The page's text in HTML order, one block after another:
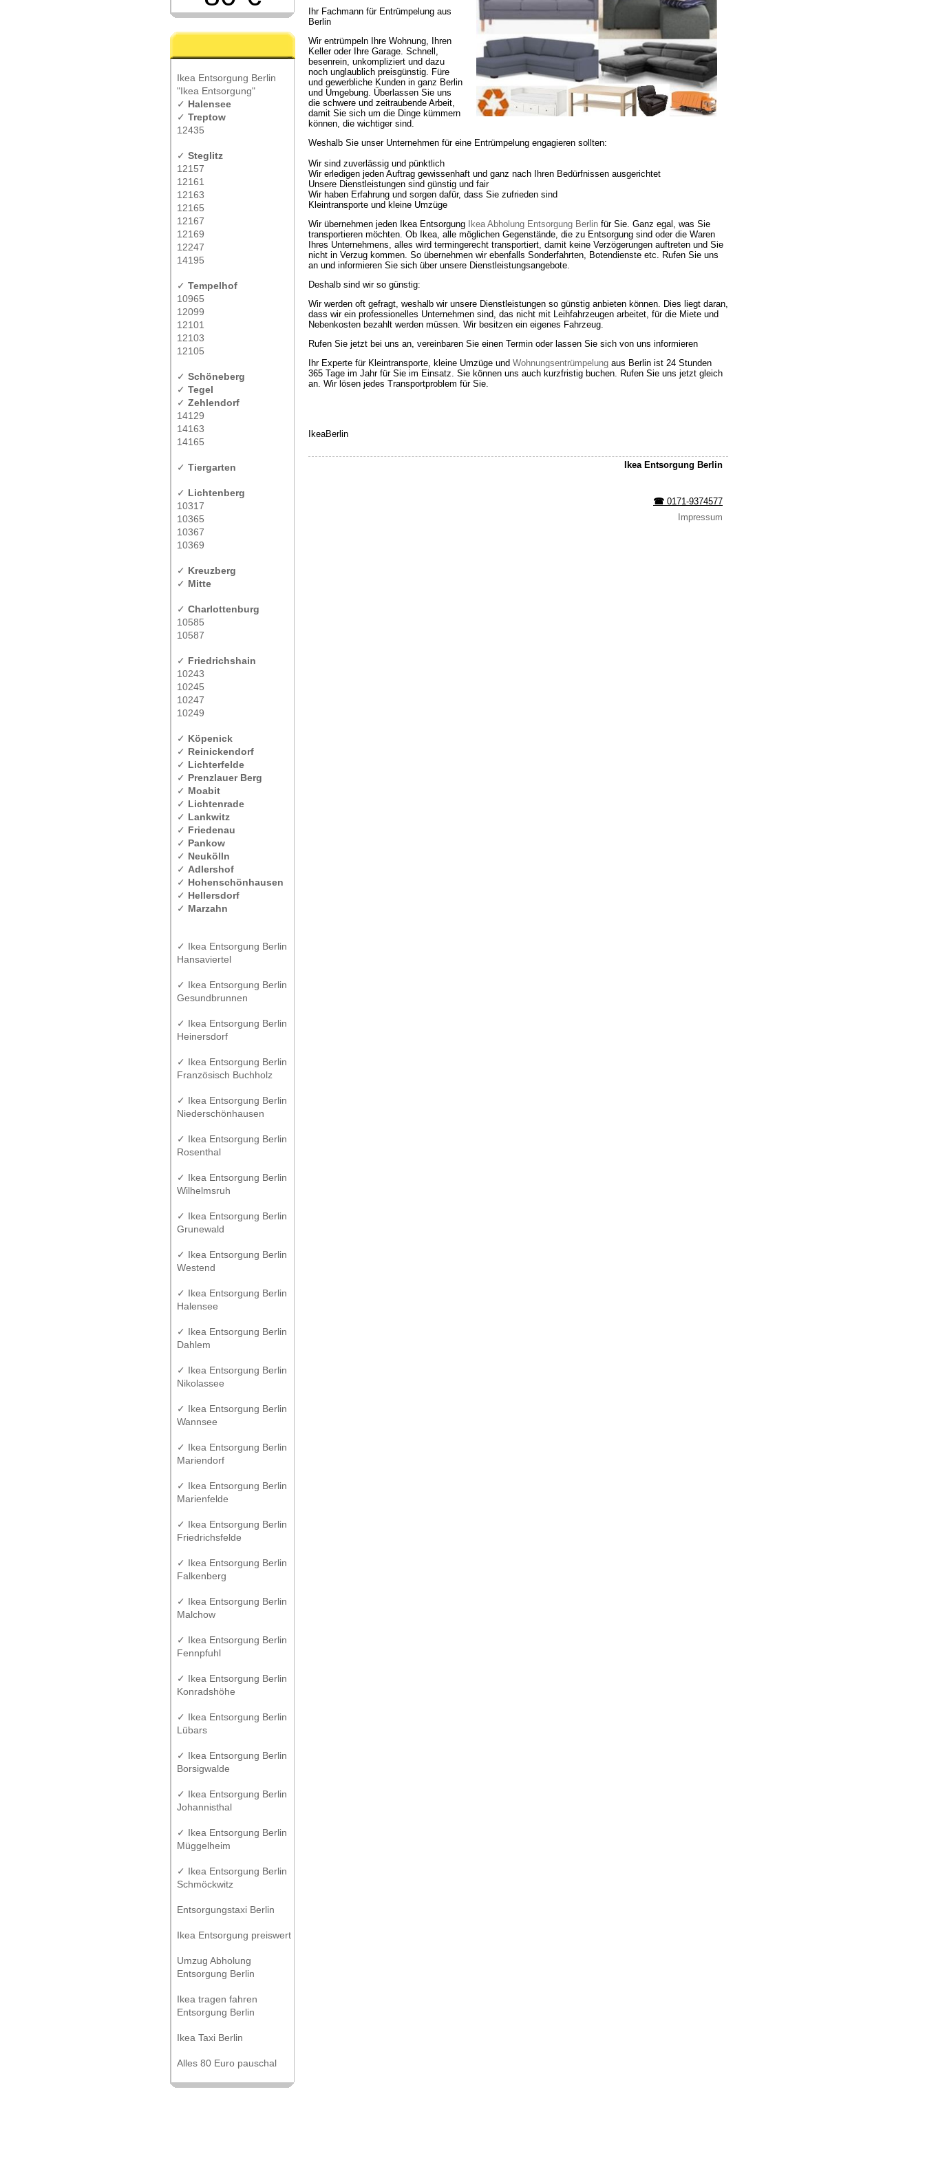
Ikea Entsorgung Berlin
"Ikea Entsorgung"
✓ Halensee
✓ Treptow
12435
✓ Steglitz
12157
12161
12163
12165
12167
12169
12247
14195
✓ Tempelhof
10965
12099
12101
12103
12105
✓ Schöneberg
✓ Tegel
✓ Zehlendorf
14129
14163
14165
✓ Tiergarten
✓ Lichtenberg
10317
10365
10367
10369
✓ Kreuzberg
✓ Mitte
✓ Charlottenburg
10585
10587
✓ Friedrichshain
10243
10245
10247
10249
✓ Köpenick
✓ Reinickendorf
✓ Lichterfelde
✓ Prenzlauer Berg
✓ Moabit
✓ Lichtenrade
✓ Lankwitz
✓ Friedenau
✓ Pankow
✓ Neukölln
✓ Adlershof
✓ Hohenschönhausen
✓ Hellersdorf
✓ Marzahn
✓ Ikea Entsorgung Berlin
Hansaviertel
✓ Ikea Entsorgung Berlin
Gesundbrunnen
✓ Ikea Entsorgung Berlin
Heinersdorf
✓ Ikea Entsorgung Berlin
Französisch Buchholz
✓ Ikea Entsorgung Berlin
Niederschönhausen
✓ Ikea Entsorgung Berlin
Rosenthal
✓ Ikea Entsorgung Berlin
Wilhelmsruh
✓ Ikea Entsorgung Berlin
Grunewald
✓ Ikea Entsorgung Berlin
Westend
✓ Ikea Entsorgung Berlin
Halensee
✓ Ikea Entsorgung Berlin
Dahlem
✓ Ikea Entsorgung Berlin
Nikolassee
✓ Ikea Entsorgung Berlin
Wannsee
✓ Ikea Entsorgung Berlin
Mariendorf
✓ Ikea Entsorgung Berlin
Marienfelde
✓ Ikea Entsorgung Berlin
Friedrichsfelde
✓ Ikea Entsorgung Berlin
Falkenberg
✓ Ikea Entsorgung Berlin
Malchow
✓ Ikea Entsorgung Berlin
Fennpfuhl
✓ Ikea Entsorgung Berlin
Konradshöhe
✓ Ikea Entsorgung Berlin
Lübars
✓ Ikea Entsorgung Berlin
Borsigwalde
✓ Ikea Entsorgung Berlin
Johannisthal
✓ Ikea Entsorgung Berlin
Müggelheim
✓ Ikea Entsorgung Berlin
Schmöckwitz
Entsorgungstaxi Berlin
Ikea Entsorgung preiswert
Umzug Abholung
Entsorgung Berlin
Ikea tragen fahren
Entsorgung Berlin
Ikea Taxi Berlin
Alles 80 Euro pauschal
Ihr Fachmann für Entrümpelung aus
Berlin
Wir entrümpeln Ihre Wohnung, Ihren
Keller oder Ihre Garage. Schnell,
besenrein, unkompliziert und dazu
noch unglaublich preisgünstig. Füre
und gewerbliche Kunden in ganz Berlin
und Umgebung. Überlassen Sie uns
die schwere und zeitraubende Arbeit,
damit Sie sich um die Dinge kümmern
können, die wichtiger sind.
Weshalb Sie unser Unternehmen für eine Entrümpelung engagieren sollten:
Wir sind zuverlässig und pünktlich
Wir erledigen jeden Auftrag gewissenhaft und ganz nach Ihren Bedürfnissen ausgerichtet
Unsere Dienstleistungen sind günstig und fair
Wir haben Erfahrung und sorgen dafür, dass Sie zufrieden sind
Kleintransporte und kleine Umzüge
Wir übernehmen jeden Ikea Entsorgung
Ikea Abholung Entsorgung Berlin für Sie. Ganz egal, was Sie
transportieren möchten. Ob Ikea, alle möglichen Gegenstände, die zu Entsorgung sind oder die Waren
Ihres Unternehmens, alles wird termingerecht transportiert, damit keine Verzögerungen auftreten und Sie
nicht in Verzug kommen. So übernehmen wir ebenfalls Sonderfahrten, Botendienste etc. Rufen Sie uns
an und informieren Sie sich über unsere Dienstleistungsangebote.
Deshalb sind wir so günstig:
Wir werden oft gefragt, weshalb wir unsere Dienstleistungen so günstig anbieten können. Dies liegt daran,
dass wir ein professionelles Unternehmen sind, das nicht mit Leihfahrzeugen arbeitet, für die Miete und
Nebenkosten bezahlt werden müssen. Wir besitzen ein eigenes Fahrzeug.
Rufen Sie jetzt bei uns an, vereinbaren Sie einen Termin oder lassen Sie sich von uns informieren
Ihr Experte für Kleintransporte, kleine Umzüge und Wohnungsentrümpelung aus Berlin ist 24 Stunden
365 Tage im Jahr für Sie im Einsatz. Sie können uns auch kurzfristig buchen. Rufen Sie uns jetzt gleich
an. Wir lösen jedes Transportproblem für Sie.
IkeaBerlin
Ikea Entsorgung Berlin
☎︎ 0171-9374577
Impressum